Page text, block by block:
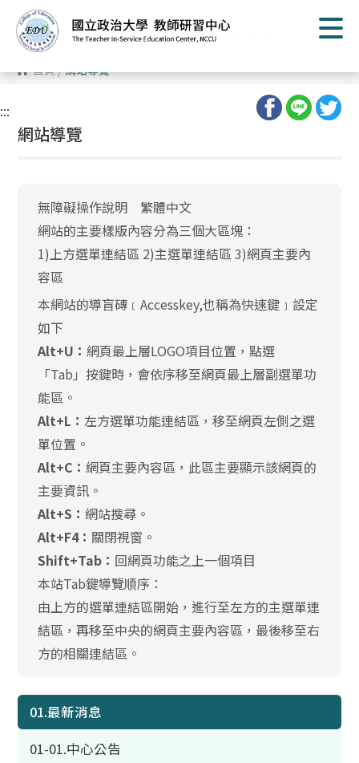
到
主
要
容 首頁/網站導覽
:::
網站導覽
無障礙操作說明 繁體中文
網站的主要樣版內容分為三個大區塊：
1)上方選單連結區 2)主選單連結區 3)網頁主要內
容區
本網站的導盲磚﹝Accesskey,也稱為快速鍵﹞設定
如下
Alt+U：網頁最上層LOGO項目位置，點選
「Tab」按鍵時，會依序移至網頁最上層副選單功
能區。
Alt+L：左方選單功能連結區，移至網頁左側之選
單位置。
Alt+C：網頁主要內容區，此區主要顯示該網頁的
主要資訊。
Alt+S：網站搜尋。
Alt+F4： 關閉視窗。
Shift+Tab： 回網頁功能之上一個項目
本站Tab鍵導覽順序：
由上方的選單連結區開始，進行至左方的主選單連
結區，再移至中央的網頁主要內容區，最後移至右
方的相關連結區。
01.最新消息
01-01.中心公告